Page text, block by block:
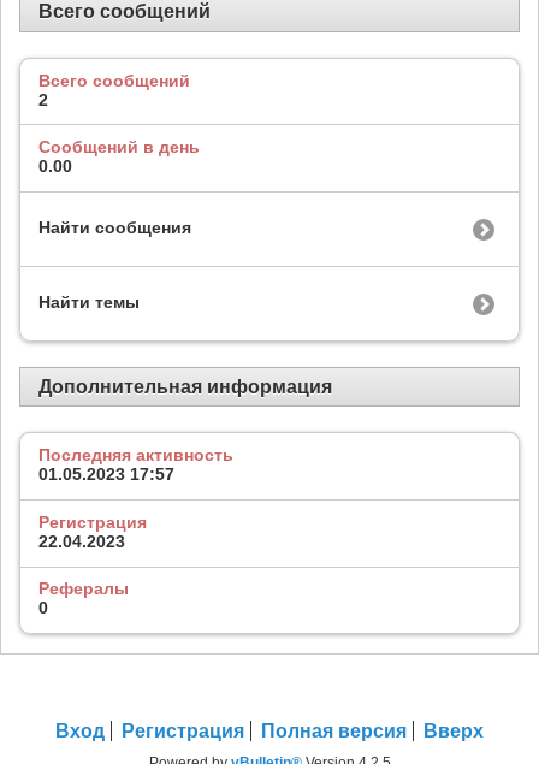
Всего сообщений
Всего сообщений
2
Сообщений в день
0.00
Найти сообщения
Найти темы
Дополнительная информация
Последняя активность
01.05.2023 17:57
Регистрация
22.04.2023
Рефералы
0
Вход Регистрация Полная версия Вверх